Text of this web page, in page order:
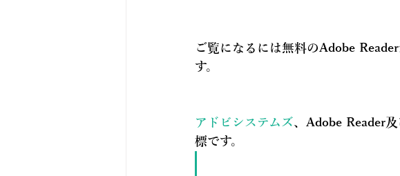
ご覧になるには無料のAdobe
す。
アドビシステムズ、Adobe Reader
標です。